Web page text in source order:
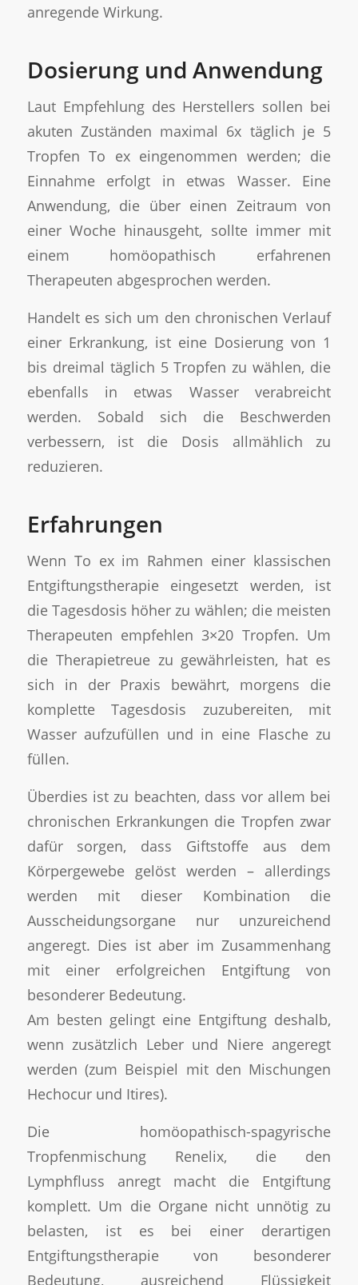
anregende Wirkung.
Dosierung und Anwendung
Laut Empfehlung des Herstellers sollen bei
akuten Zuständen maximal 6x täglich je 5
Tropfen To ex eingenommen werden; die
Einnahme erfolgt in etwas Wasser. Eine
Anwendung, die über einen Zeitraum von
einer Woche hinausgeht, sollte immer mit
einem homöopathisch erfahrenen
Therapeuten abgesprochen werden.
Handelt es sich um den chronischen Verlauf
einer Erkrankung, ist eine Dosierung von 1
bis dreimal täglich 5 Tropfen zu wählen, die
ebenfalls in etwas Wasser verabreicht
werden. Sobald sich die Beschwerden
verbessern, ist die Dosis allmählich zu
reduzieren.
Erfahrungen
Wenn To ex im Rahmen einer klassischen
Entgiftungstherapie eingesetzt werden, ist
die Tagesdosis höher zu wählen; die meisten
Therapeuten empfehlen 3×20 Tropfen. Um
die Therapietreue zu gewährleisten, hat es
sich in der Praxis bewährt, morgens die
komplette Tagesdosis zuzubereiten, mit
Wasser aufzufüllen und in eine Flasche zu
füllen.
Überdies ist zu beachten, dass vor allem bei
chronischen Erkrankungen die Tropfen zwar
dafür sorgen, dass Giftstoffe aus dem
Körpergewebe gelöst werden – allerdings
werden mit dieser Kombination die
Ausscheidungsorgane nur unzureichend
angeregt. Dies ist aber im Zusammenhang
mit einer erfolgreichen Entgiftung von
besonderer Bedeutung.
Am besten gelingt eine Entgiftung deshalb,
wenn zusätzlich Leber und Niere angeregt
werden (zum Beispiel mit den Mischungen
Hechocur und Itires).
Die homöopathisch-spagyrische
Tropfenmischung Renelix, die den
Lymphfluss anregt macht die Entgiftung
komplett. Um die Organe nicht unnötig zu
belasten, ist es bei einer derartigen
Entgiftungstherapie von besonderer
Bedeutung, ausreichend Flüssigkeit